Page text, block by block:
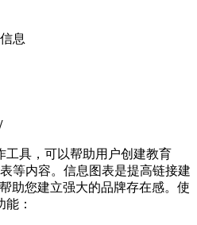
息
工具，可以帮助用户创建教育
等内容。信息图表是提高链接建
助您建立强大的品牌存在感。使
：